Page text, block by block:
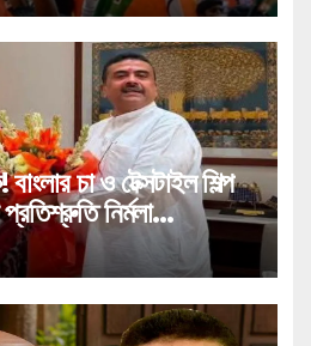
চা ও টেক্সটাইল শিল্প
নির্মলা